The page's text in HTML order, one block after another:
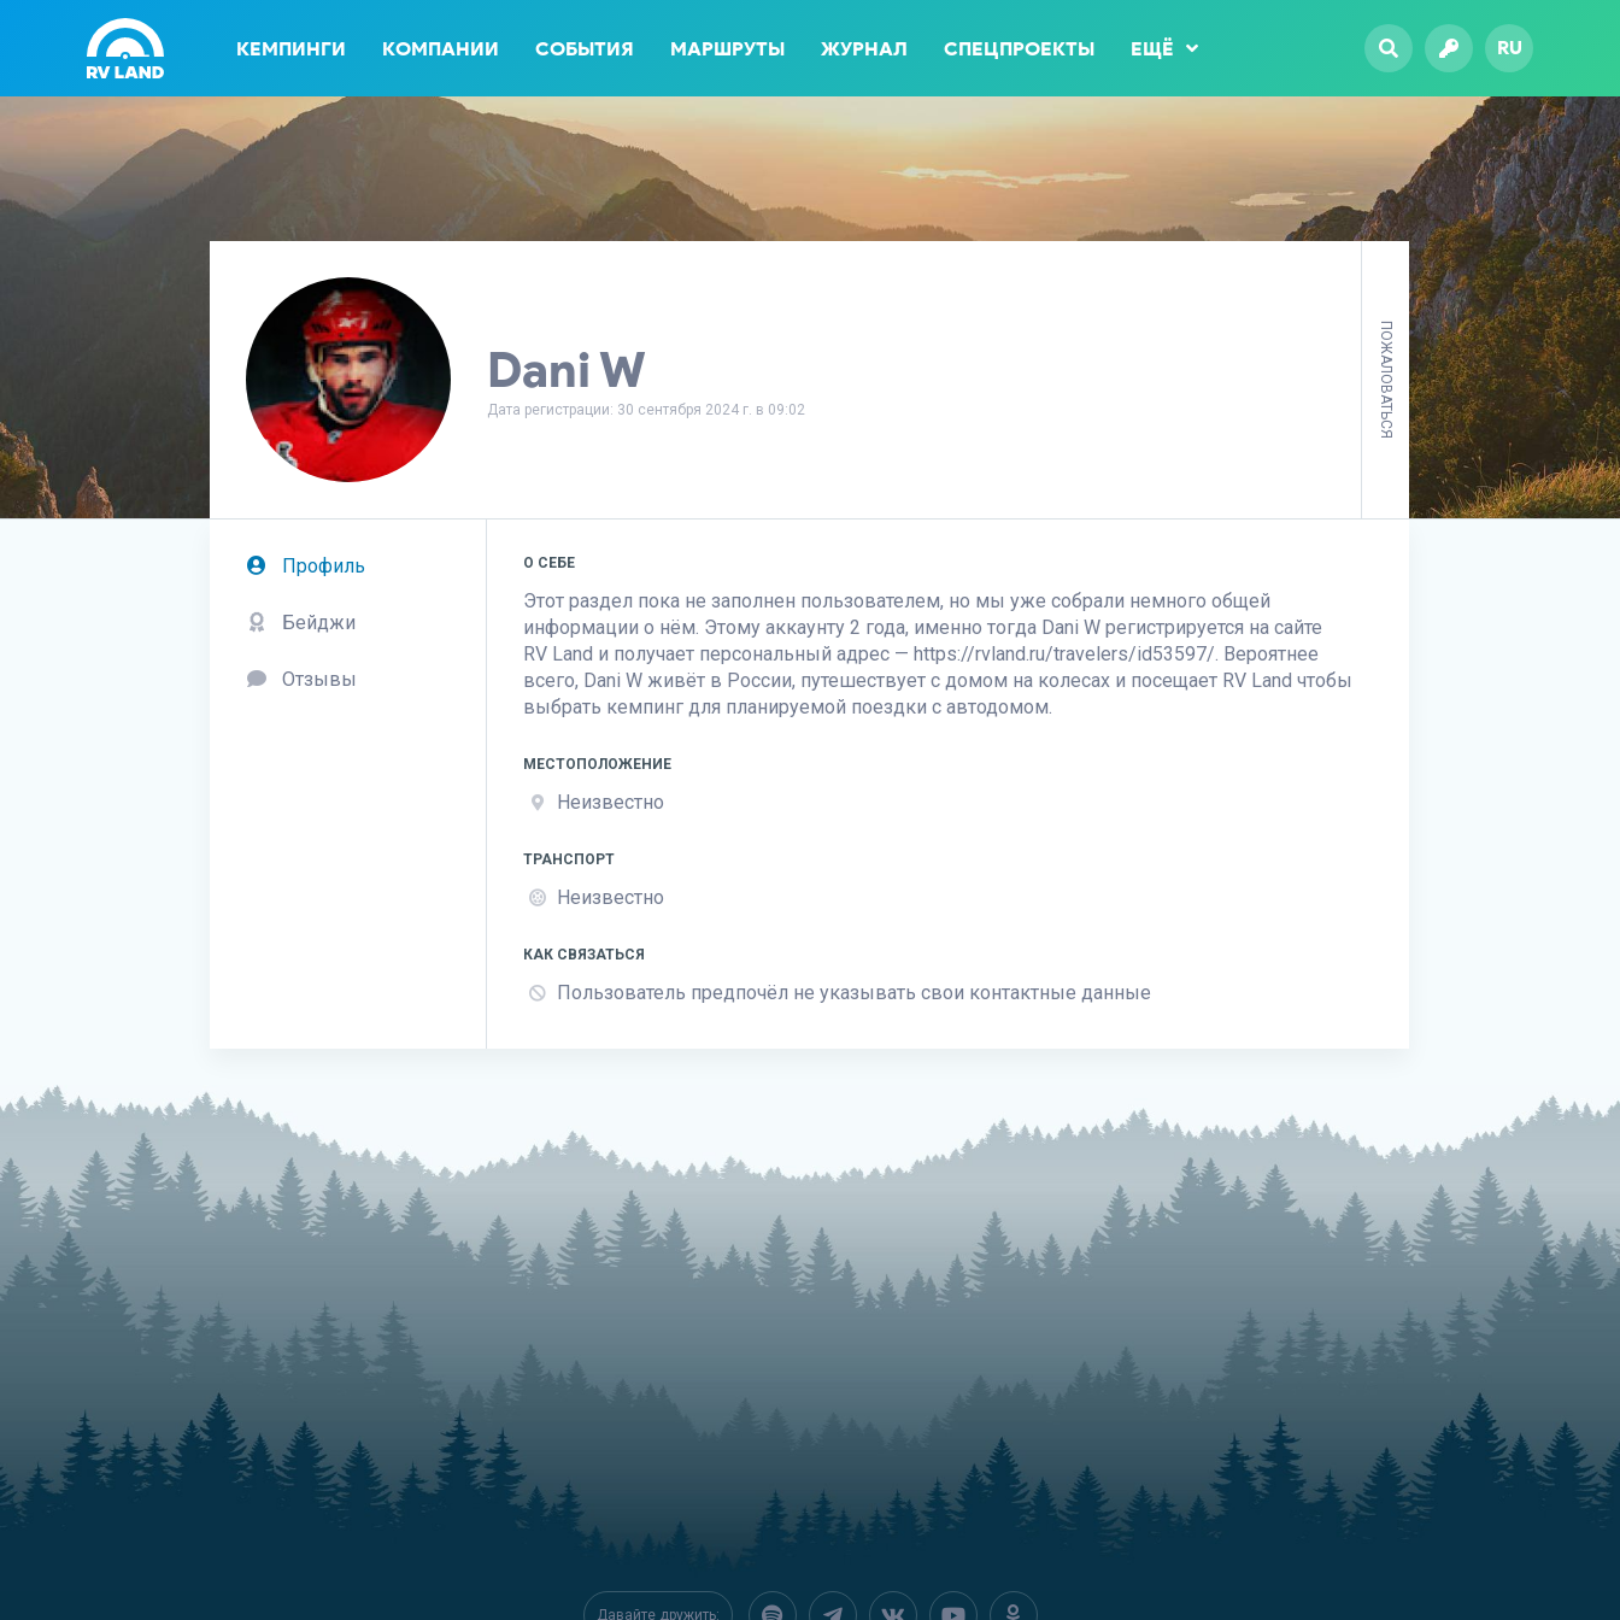
КЕМПИНГИ КОМПАНИИ СОБЫТИЯ МАРШРУТЫ ЖУРНАЛ СПЕЦПРОЕКТЫ ЕЩЁ RU
Dani W
Дата регистрации: 30 сентября 2024 г. в 09:02 ПОЖАЛОВАТЬСЯ
Профиль
Бейджи
Отзывы
О СЕБЕ
Этот раздел пока не заполнен пользователем, но мы уже собрали немного общей
информации о нём. Этому аккаунту 2 года, именно тогда Dani W регистрируется на сайте
RV Land и получает персональный адрес — https://rvland.ru/travelers/id53597/. Вероятнее
всего, Dani W живёт в России, путешествует с домом на колесах и посещает RV Land чтобы
выбрать кемпинг для планируемой поездки с автодомом.
МЕСТОПОЛОЖЕНИЕ
Неизвестно
ТРАНСПОРТ
Неизвестно
КАК СВЯЗАТЬСЯ
Пользователь предпочёл не указывать свои контактные данные
Давайте дружить: